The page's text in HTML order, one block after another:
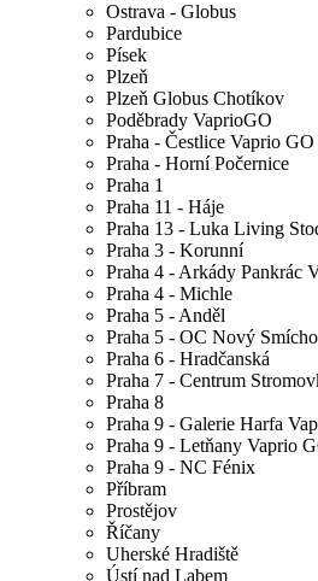
Ostrava - Globus
Pardubice
Písek
Plzeň
Plzeň Globus Chotíkov
Poděbrady VaprioGO
Praha - Čestlice Vaprio GO
Praha - Horní Počernice
Praha 1
Praha 11 - Háje
Praha 13 - Luka Living
Praha 3 - Korunní
Praha 4 - Arkády Pankrác
Praha 4 - Michle
Praha 5 - Anděl
Praha 5 - OC Nový
Praha 6 - Hradčanská
Praha 7 - Centrum
Praha 8
Praha 9 - Galerie Harfa
Praha 9 - Letňany Vaprio
Praha 9 - NC Fénix
Příbram
Prostějov
Říčany
Uherské Hradiště
Ústí nad Labem